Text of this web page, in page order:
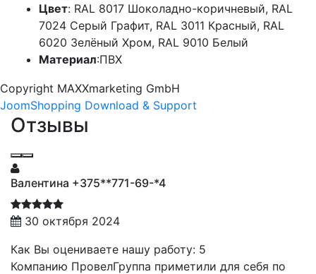
Цвет: RAL 8017 Шоколадно-коричневый, RAL
7024 Серый Графит, RAL 3011 Красный, RAL
6020 Зелёный Хром, RAL 9010 Белый
Материал:ПВХ
Copyright MAXXmarketing GmbH
JoomShopping Download & Support
Отзывы
Валентина +375**771-69-*4
30 октября 2024
Как Вы оцениваете нашу работу: 5
Компанию ПровелГруппа приметили для себя по